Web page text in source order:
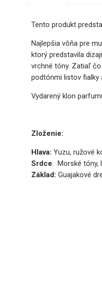
Tento produkt
Najlepšia vôňa pre
ktorý predstavila
vrchné tóny. Zatiaľ
podtónmi listov fialky
Vydarený klon
Zloženie:
Hlava: Yuzu, ružové
Srdce: Morské tóny,
Základ: Guajakové